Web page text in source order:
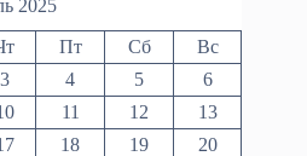
2025
Пт Сб
Вс
3 4 5
6
11 12
13
18 19
20